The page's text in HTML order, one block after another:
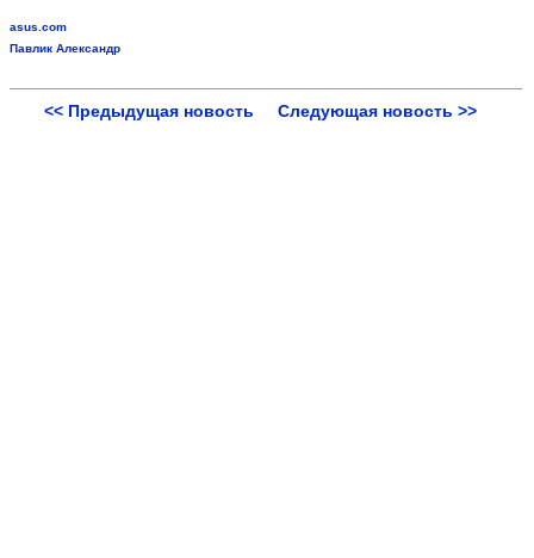
asus.com
Павлик Александр
<< Предыдущая новость Следующая новость >>